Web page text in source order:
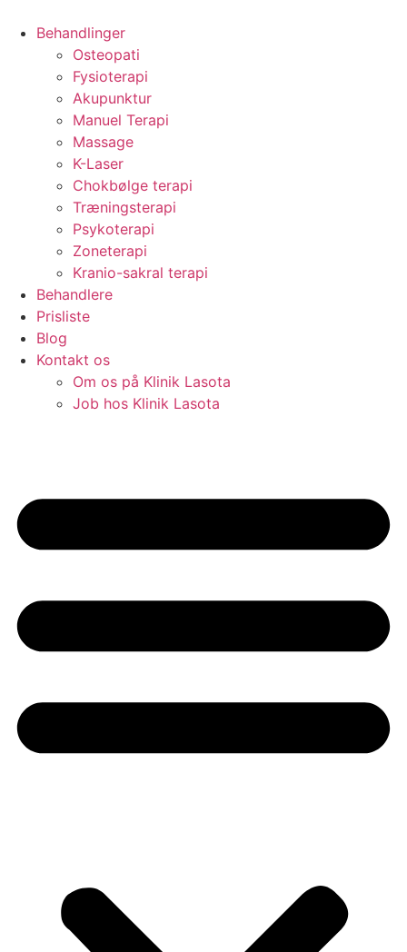
Behandlinger
Osteopati
Fysioterapi
Akupunktur
Manuel Terapi
Massage
K-Laser
Chokbølge terapi
Træningsterapi
Psykoterapi
Zoneterapi
Kranio-sakral terapi
Behandlere
Prisliste
Blog
Kontakt os
Om os på Klinik Lasota
Job hos Klinik Lasota